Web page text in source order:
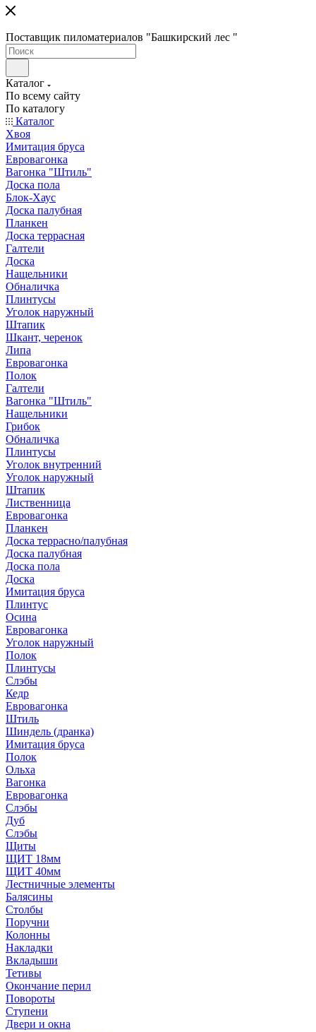
Поставщик пиломатериалов "Башкирский лес "
Каталог
По всему сайту
По каталогу
Каталог
Хвоя
Имитация бруса
Евровагонка
Вагонка "Штиль"
Доска пола
Блок-Хаус
Доска палубная
Планкен
Доска террасная
Галтели
Доска
Нащельники
Обналичка
Плинтусы
Уголок наружный
Штапик
Шкант, черенок
Липа
Евровагонка
Полок
Галтели
Вагонка "Штиль"
Нащельники
Грибок
Обналичка
Плинтусы
Уголок внутренний
Уголок наружный
Штапик
Лиственница
Евровагонка
Планкен
Доска террасно/палубная
Доска палубная
Доска пола
Доска
Имитация бруса
Плинтус
Осина
Евровагонка
Уголок наружный
Полок
Плинтусы
Слэбы
Кедр
Евровагонка
Штиль
Шиндель (дранка)
Имитация бруса
Полок
Ольха
Вагонка
Евровагонка
Слэбы
Дуб
Слэбы
Щиты
ЩИТ 18мм
ЩИТ 40мм
Лестничные элементы
Балясины
Столбы
Поручни
Колонны
Накладки
Вкладыши
Тетивы
Окончание перил
Повороты
Ступени
Двери и окна